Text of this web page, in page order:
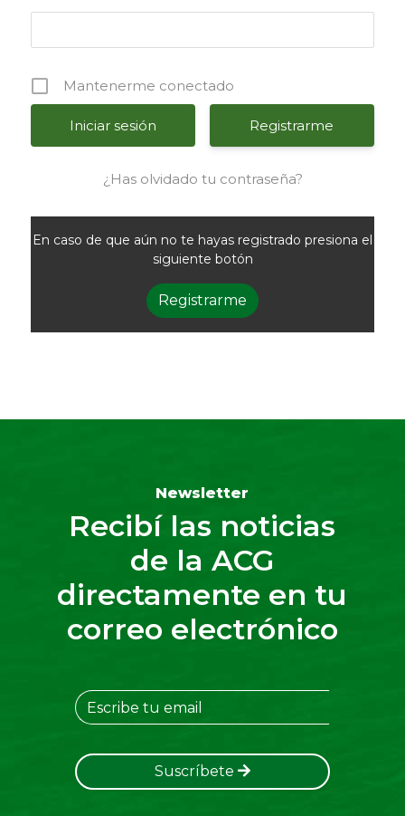
Mantenerme conectado
Registrarme
¿Has olvidado tu contraseña?
En caso de que aún no te hayas registrado presiona el
siguiente botón
Registrarme
Newsletter
Recibí las noticias
de la ACG
directamente en tu
correo electrónico
Suscríbete